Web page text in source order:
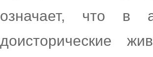
означает, что в
доисторические